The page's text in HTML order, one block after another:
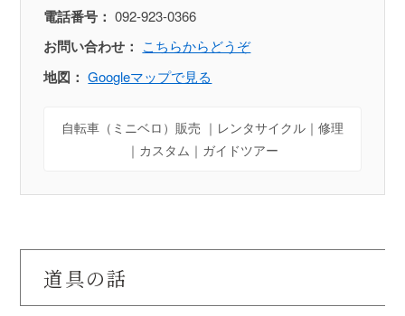
電話番号： 092-923-0366
お問い合わせ： こちらからどうぞ
地図： Googleマップで見る
自転車（ミニベロ）販売 ｜レンタサイクル｜修理
｜カスタム｜ガイドツアー
道具の話